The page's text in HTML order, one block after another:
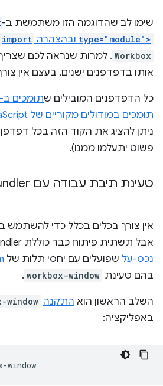
שימו לב שהדוגמה הזו משתמשת ב-
type="module"> ובהצהרה import
Workbox . למרות שנראה לכם
אותו בדפדפנים ישנים, בעצם אין
כל הדפדפנים המובילים שתומכים ב-Service worker
תומכים במודולים מקוריים של JavaScript
ניתן להציג את הקוד הזה בכל
פשוט יתעלמו ממנו).
טעינת תיבת עבודה עם Bundler של Java
אין צורך בכלים בכלל כדי להשתמש
אבל תשתית פיתוח כבר כוללת Bundler כמו
נכס-על שפועלים עם יחסי תלות של
בהם טעינת workbox-window
.
השלב הראשון הוא התקנה window
באפליקציה: